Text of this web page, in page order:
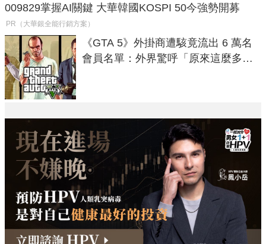
009829掌握AI關鍵 大華韓國KOSPI 50今強勢開募
PR（大華銀全能行銷方案）
《GTA 5》外掛商遭駭竟流出 6 萬名
會員名單：外界驚呼「原來這麼多人